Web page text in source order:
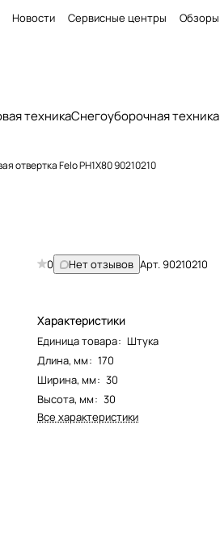
Новости Сервисные центры Обзоры
техникаСнегоуборочная техника
отвертка Felo PH1X80 90210210
0 Нет отзывов Арт.90210210
Характеристики
Единица товара: Штука
Длина, мм: 170
Ширина, мм: 30
Высота, мм: 30
Все характеристики